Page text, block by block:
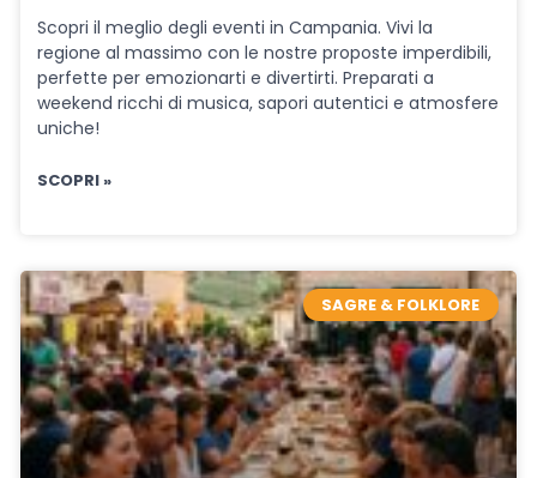
Scopri il meglio degli eventi in Campania. Vivi la
regione al massimo con le nostre proposte imperdibili,
perfette per emozionarti e divertirti. Preparati a
weekend ricchi di musica, sapori autentici e atmosfere
uniche!
SCOPRI »
SAGRE & FOLKLORE